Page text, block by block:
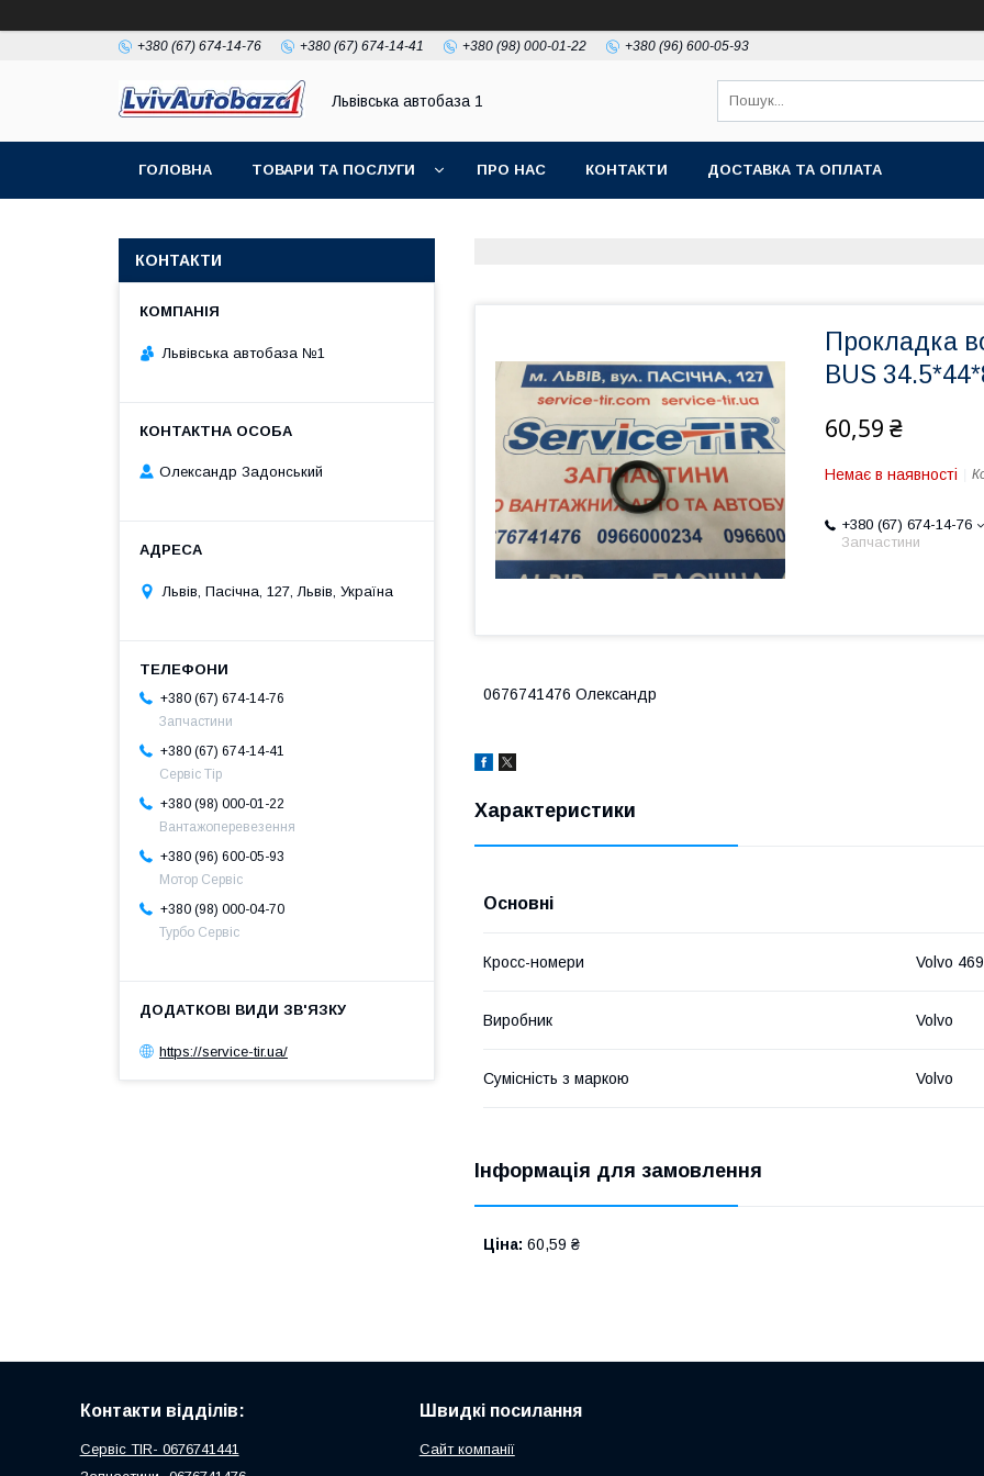
+380 (67) 674-14-76 +380 (67) 674-14-41 +380 (98) 000-01-22 +380 (96) 600-05-93
Львівська автобаза 1
ГОЛОВНА ТОВАРИ ТА ПОСЛУГИ ПРО НАС КОНТАКТИ ДОСТАВКА ТА ОПЛАТА
Прокладка
BUS
60,59 ₴
Немає в наявності
+380 (67) 674-14-76
Запчастини
0676741476 Олександр
Характеристики
Основні
Кросс-номери Volvo
Виробник Volvo
Сумісність з маркою Volvo
Інформація для замовлення
Ціна: 60,59 ₴
КОНТАКТИ
Львівська автобаза №1
Олександр Задонський
Львів, Пасічна, 127, Львів, Україна
+380 (67) 674-14-76
Запчастини
+380 (67) 674-14-41
Сервіс Тір
+380 (98) 000-01-22
Вантажоперевезення
+380 (96) 600-05-93
Мотор Сервіс
+380 (98) 000-04-70
Турбо Сервіс
https://service-tir.ua/
Контакти відділів:
Сервіс TIR- 0676741441
Швидкі посилання
Сайт компанії